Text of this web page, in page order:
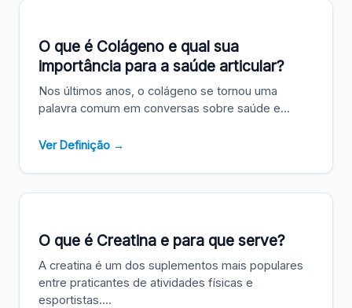
O que é Colágeno e qual sua
importância para a saúde articular?
Nos últimos anos, o colágeno se tornou uma
palavra comum em conversas sobre saúde e...
Ver Definição →
O que é Creatina e para que serve?
A creatina é um dos suplementos mais populares
entre praticantes de atividades físicas e
esportistas....